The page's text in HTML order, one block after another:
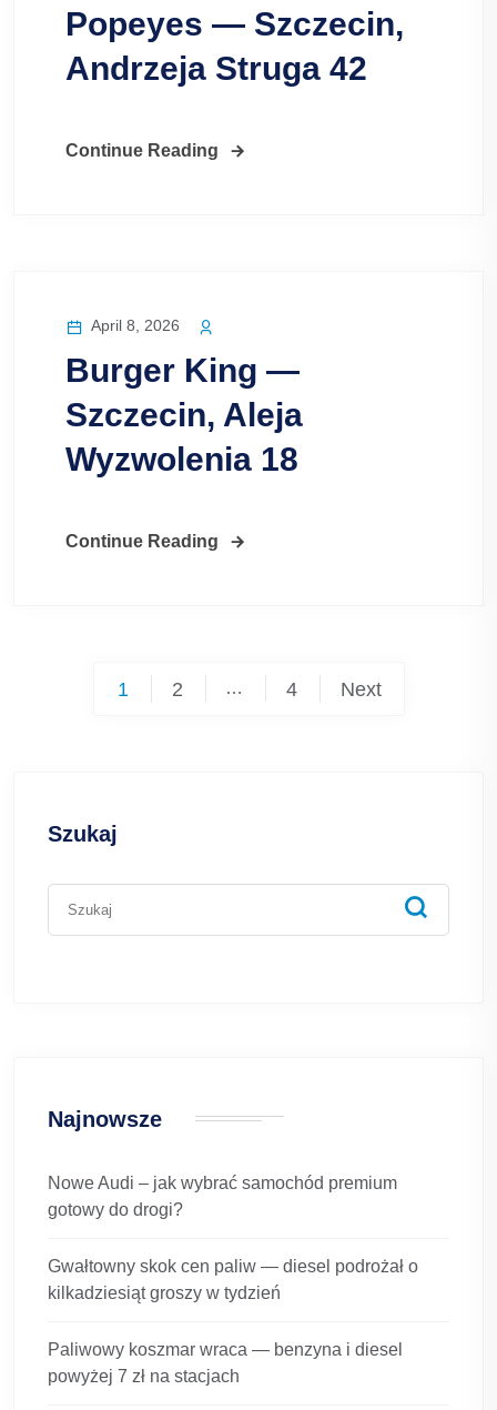
Popeyes — Szczecin,
Andrzeja Struga 42
Continue Reading
April 8, 2026
Burger King —
Szczecin, Aleja
Wyzwolenia 18
Continue Reading
Posts1 2 … 4 Next
Szukaj
Najnowsze
Nowe Audi – jak wybrać samochód premium
gotowy do drogi?
Gwałtowny skok cen paliw — diesel podrożał o
kilkadziesiąt groszy w tydzień
Paliwowy koszmar wraca — benzyna i diesel
powyżej 7 zł na stacjach